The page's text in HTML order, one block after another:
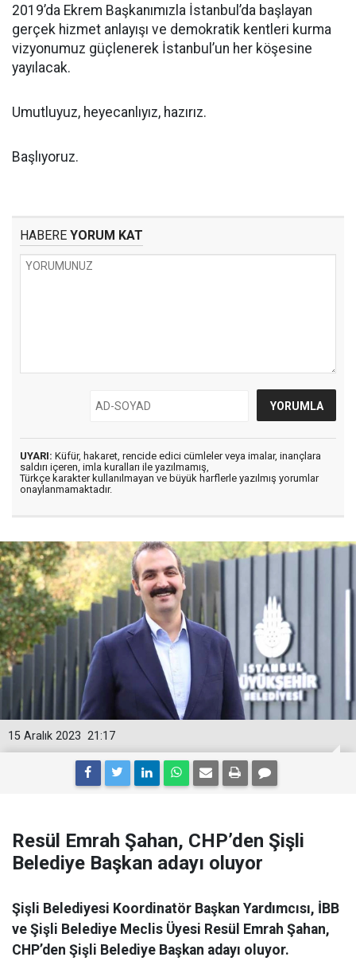
2019’da Ekrem Başkanımızla İstanbul’da başlayan
gerçek hizmet anlayışı ve demokratik kentleri kurma
vizyonumuz güçlenerek İstanbul’un her köşesine
yayılacak.
Umutluyuz, heyecanlıyız, hazırız.
Başlıyoruz.
HABERE YORUM KAT
UYARI: Küfür, hakaret, rencide edici cümleler veya imalar, inançlara
saldırı içeren, imla kuralları ile yazılmamış,
Türkçe karakter kullanılmayan ve büyük harflerle yazılmış yorumlar
onaylanmamaktadır.
21:17
15 Aralık 2023
Resül Emrah Şahan, CHP’den Şişli
Belediye Başkan adayı oluyor
Şişli Belediyesi Koordinatör Başkan Yardımcısı, İBB
ve Şişli Belediye Meclis Üyesi Resül Emrah Şahan,
CHP’den Şişli Belediye Başkan adayı oluyor.